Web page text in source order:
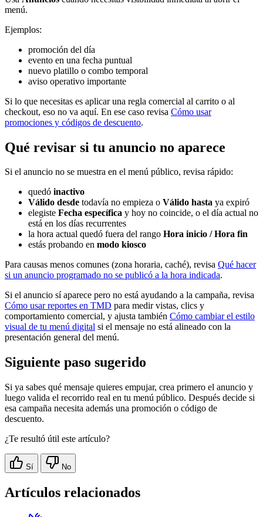
menú.
Ejemplos:
promoción del día
evento en una fecha puntual
nuevo platillo o combo temporal
aviso operativo importante
Si lo que necesitas es aplicar una regla comercial al carrito o al
checkout, eso no va aquí. En ese caso revisa Cómo usar
promociones y códigos de descuento.
Qué revisar si tu anuncio no aparece
Si el anuncio no se muestra en el menú público, revisa rápido:
quedó inactivo
Válido desde todavía no empieza o Válido hasta ya expiró
elegiste Fecha específica y hoy no coincide, o el día actual no
está en los días recurrentes
la hora actual quedó fuera del rango Hora inicio / Hora fin
estás probando en modo kiosco
Para causas menos comunes (zona horaria, caché), revisa Qué hacer
si un anuncio programado no se publicó a la hora indicada.
Si el anuncio sí aparece pero no está ayudando a la campaña, revisa
Cómo usar reportes en TMD para medir vistas, clics y
comportamiento comercial, y ajusta también Cómo cambiar el estilo
visual de tu menú digital si el mensaje no está alineado con la
presentación general del menú.
Siguiente paso sugerido
Si ya sabes qué mensaje quieres empujar, crea primero el anuncio y
luego valida el recorrido real en tu menú público. Después decide si
esa campaña necesita además una promoción o código de
descuento.
¿Te resultó útil este artículo?
Sí No
Artículos relacionados